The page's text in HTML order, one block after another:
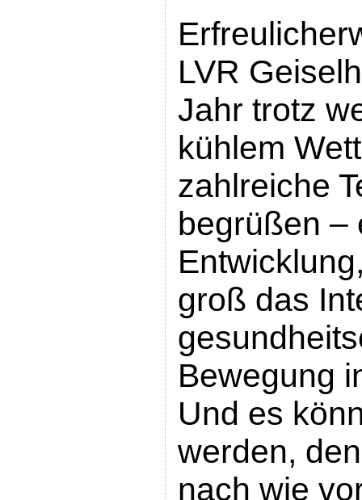
LVR
Jahr trotz
kühlem
zahlreiche
begrüßen –
groß das
Bewegung
Und es
werden,
nach wie